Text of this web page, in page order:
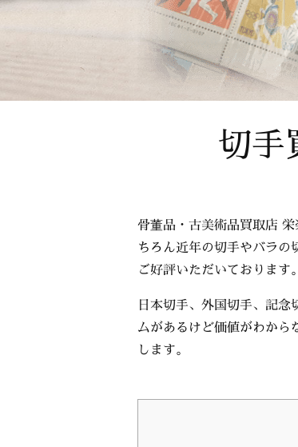
切手
骨董品・古美術品買取店
ちろん近年の切手やバラ
ご好評いただいております。
日本切手、外国切手、記
ムがあるけど価値がわか
します。